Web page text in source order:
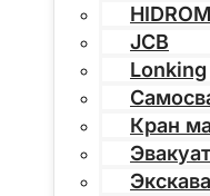
JCB
Lonking
Кран